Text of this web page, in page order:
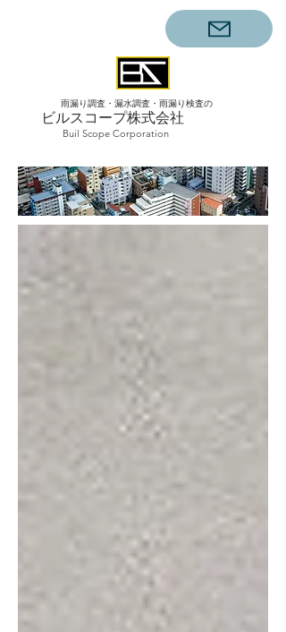
雨漏り調査・漏水調査・雨漏り検査の
ビルスコープ株式会社
Buil Scope Corporation